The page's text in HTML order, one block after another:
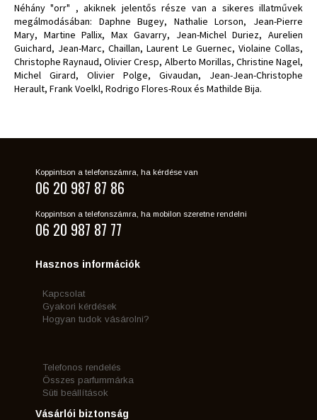
Néhány "orr" , akiknek jelentős része van a sikeres illatművek
megálmodásában: Daphne Bugey, Nathalie Lorson, Jean-Pierre
Mary, Martine Pallix, Max Gavarry, Jean-Michel Duriez, Aurelien
Guichard, Jean-Marc, Chaillan, Laurent Le Guernec, Violaine Collas,
Christophe Raynaud, Olivier Cresp, Alberto Morillas, Christine Nagel,
Michel Girard, Olivier Polge, Givaudan, Jean-Jean-Christophe
Herault, Frank Voelkl, Rodrigo Flores-Roux és Mathilde Bija.
Koppintson a telefonszámra, ha kérdése van
06 20 987 87 86
Koppintson a telefonszámra, ha mobilon szeretne rendelni
06 20 987 87 77
Hasznos információk
Kapcsolat
Gyakori kérdések
Hogyan tudok vásárolni?
Telefonos rendelés
Összes parfummárka
Süti beállítások
Vásárlói biztonság